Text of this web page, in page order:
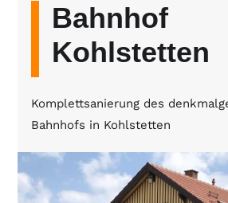
Bahnhof
Kohlstetten
Komplettsanierung des
Bahnhofs in Kohlstetten